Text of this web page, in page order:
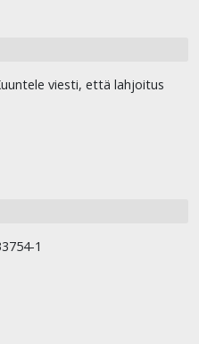
viesti, että lahjoitus
1